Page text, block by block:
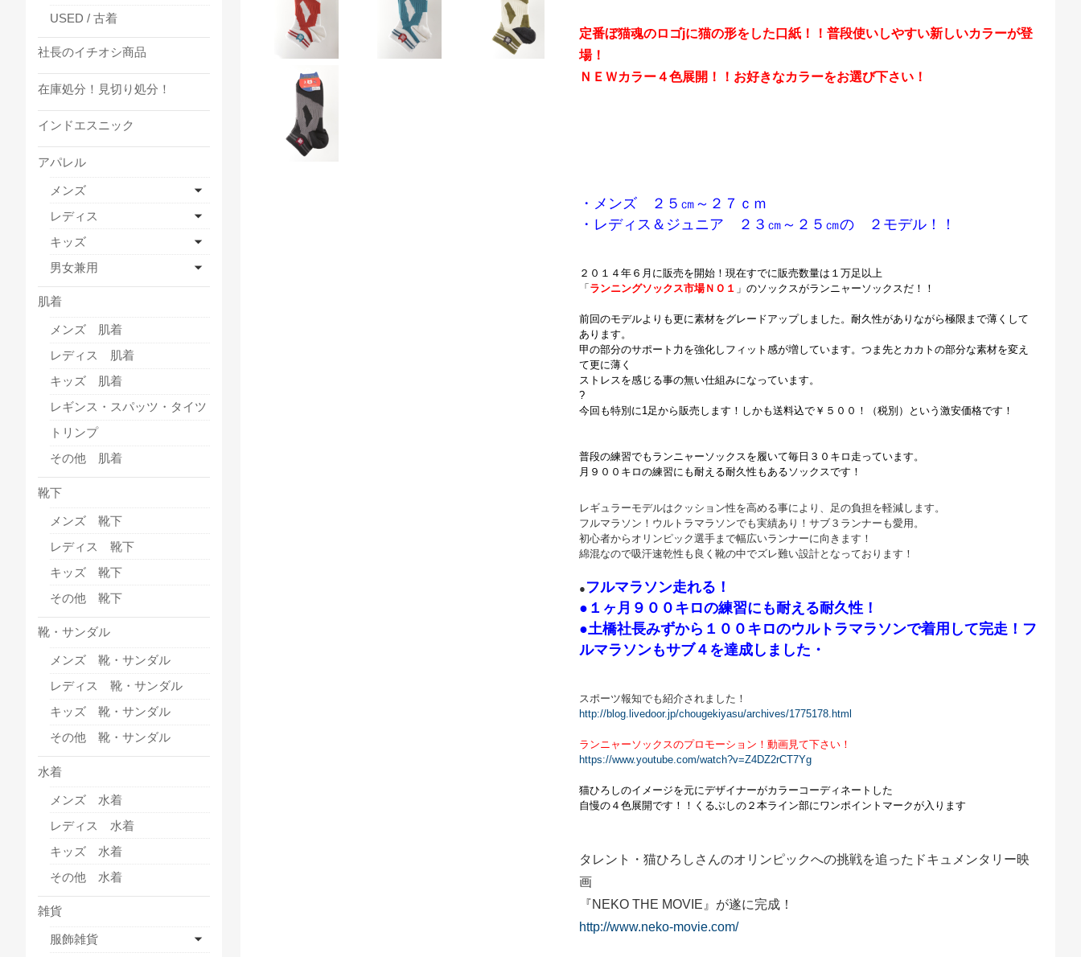
定番ぼ猫魂のロゴjに猫の形をした口紙！！普段使いしやすい新しいカラーが登
場！
ＮＥＷカラー４色展開！！お好きなカラーをお選び下さい！
・メンズ ２５㎝～２７ｃｍ
・レディス＆ジュニア ２３㎝～２５㎝の ２モデル！！
２０１４年６月に販売を開始！現在すでに販売数量は１万足以上
「 ランニングソックス市場ＮＯ１ 」のソックスがランニャーソックスだ！！
前回のモデルよりも更に素材をグレードアップしました。耐久性がありながら極限まで薄くして
あります。
甲の部分のサポート力を強化しフィット感が増しています。つま先とカカトの部分な素材を変え
て更に薄く
ストレスを感じる事の無い仕組みになっています。
?
今回も特別に1足から販売します！しかも送料込で￥５００！（税別）という激安価格です！
普段の練習でもランニャーソックスを履いて毎日３０キロ走っています。
月９００キロの練習にも耐える耐久性もあるソックスです！
レギュラーモデルはクッション性を高める事により、足の負担を軽減します。
フルマラソン！ウルトラマラソンでも実績あり！サブ３ランナーも愛用。
初心者からオリンピック選手まで幅広いランナーに向きます！
綿混なので吸汗速乾性も良く靴の中でズレ難い設計となっております！
● フルマラソン走れる！
●１ヶ月９００キロの練習にも耐える耐久性！
●土橋社長みずから１００キロのウルトラマラソンで着用して完走！フ
ルマラソンもサブ４を達成しました・
スポーツ報知でも紹介されました！
http://blog.livedoor.jp/chougekiyasu/archives/1775178.html
ランニャーソックスのプロモーション！動画見て下さい！
https://www.youtube.com/watch?v=Z4DZ2rCT7Yg
猫ひろしのイメージを元にデザイナーがカラーコーディネートした
自慢の４色展開です！！くるぶしの２本ライン部にワンポイントマークが入ります
タレント・猫ひろしさんのオリンピックへの挑戦を追ったドキュメンタリー映
画
『NEKO THE MOVIE』が遂に完成！
http://www.neko-movie.com/
USED / 古着
社長のイチオシ商品
在庫処分！見切り処分！
インドエスニック
アパレル
メンズ
レディス
キッズ
男女兼用
肌着
メンズ 肌着
レディス 肌着
キッズ 肌着
レギンス・スパッツ・タイツ
トリンプ
その他 肌着
靴下
メンズ 靴下
レディス 靴下
キッズ 靴下
その他 靴下
靴・サンダル
メンズ 靴・サンダル
レディス 靴・サンダル
キッズ 靴・サンダル
その他 靴・サンダル
水着
メンズ 水着
レディス 水着
キッズ 水着
その他 水着
雑貨
服飾雑貨